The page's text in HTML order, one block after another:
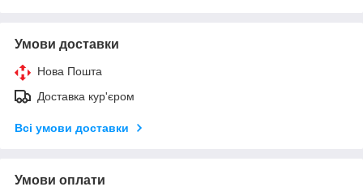
Умови доставки
Нова Пошта
Доставка кур'єром
Всі умови доставки
Умови оплати